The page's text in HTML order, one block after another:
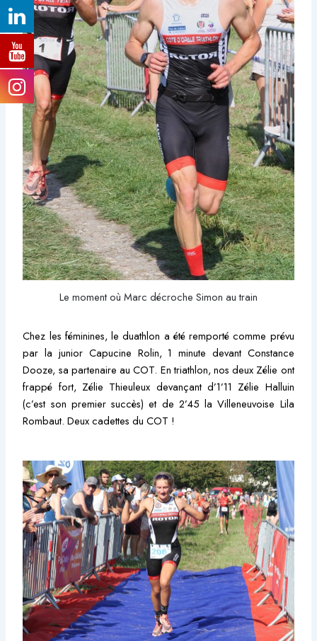
Le moment où Marc décroche Simon au train
Chez les féminines, le duathlon a été remporté comme prévu
par la junior Capucine Rolin, 1 minute devant Constance
Dooze, sa partenaire au COT. En triathlon, nos deux Zélie ont
frappé fort, Zélie Thieuleux devançant d’1’11 Zélie Halluin
(c’est son premier succès) et de 2’45 la Villeneuvoise Lila
Rombaut. Deux cadettes du COT !